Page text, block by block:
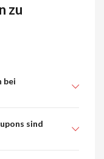
zu
bei
sind